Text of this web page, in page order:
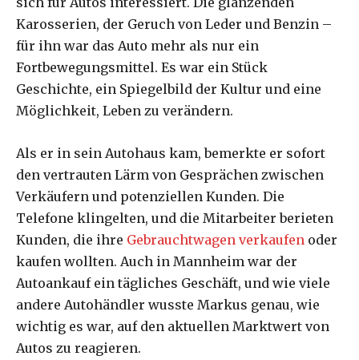
Karosserien, der Geruch von Leder und Benzin –
für ihn war das Auto mehr als nur ein
Fortbewegungsmittel. Es war ein Stück
Geschichte, ein Spiegelbild der Kultur und eine
Möglichkeit, Leben zu verändern.
Als er in sein Autohaus kam, bemerkte er sofort
den vertrauten Lärm von Gesprächen zwischen
Verkäufern und potenziellen Kunden. Die
Telefone klingelten, und die Mitarbeiter berieten
Kunden, die ihre Gebrauchtwagen verkaufen oder
kaufen wollten. Auch in Mannheim war der
Autoankauf ein tägliches Geschäft, und wie viele
andere Autohändler wusste Markus genau, wie
wichtig es war, auf den aktuellen Marktwert von
Autos zu reagieren.